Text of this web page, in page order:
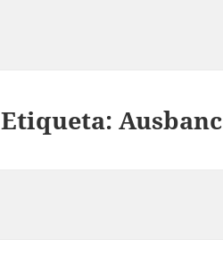
Etiqueta:Ausbanc